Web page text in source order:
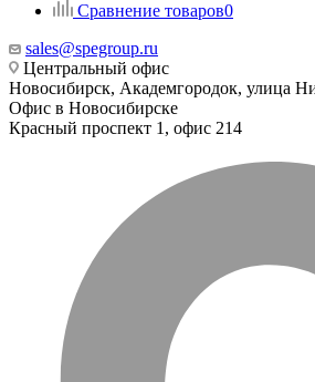
Сравнение товаров0
sales@spegroup.ru
Центральный офис
Новосибирск, Академгородок, улица
Офис в Новосибирске
Красный проспект 1, офис 214